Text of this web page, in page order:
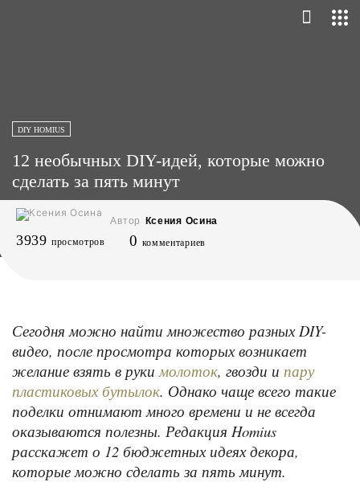
DIY HOMIUS
12 необычных DIY-идей, которые можно
сделать за пять минут
Автор Ксения Осина
3939 просмотров 0 комментариев
Сегодня можно найти множество разных DIY-
видео, после просмотра которых возникает
желание взять в рукимолоток, гвозди и пару
пластиковых бутылок. Однако чаще всего такие
поделки отнимают много времени и не всегда
оказываются полезны. Редакция Homius
расскажет о 12 бюджетных идеях декора,
которые можно сделать за пять минут.